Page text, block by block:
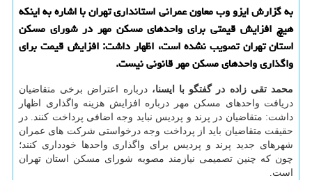
به گزارش ایزو وب معاون عمرانی استانداری تهران با اشاره به اینكه
هیچ افزایش قیمتی برای واحدهای مسكن مهر در شورای مسكن
استان تهران تصویب نشده است، اظهار داشت: افزایش قیمت برای
واگذاری واحدهای مسكن مهر قانونی نیست.
محمد تقی زاده در گفتگو با ایسنا،درباره اعتراض برخی متقاضیان
دریافت واحدهای مسکن مهر درباره افزایش هزینه واگذاری اظهار
داشت: متقاضیان در پرند و پردیس نباید وجه اضافی پرداخت کنند. در
حقیقت متقاضیان باید از پرداخت وجه درخواستی شرکت های عمران
شهرهای جدید پرند و پردیس برای واگذاری واحدها خودداری کنند؛
چون که چنین تصمیمی نیازمند مصوبه شورای مسکن استان تهران
است.